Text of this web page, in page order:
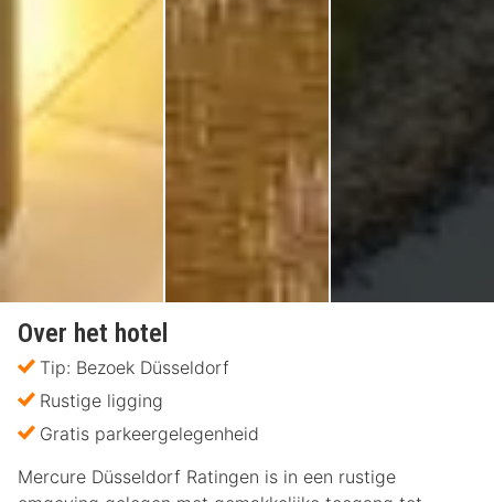
Over het hotel
Tip: Bezoek Düsseldorf
Rustige ligging
Gratis parkeergelegenheid
Mercure Düsseldorf Ratingen is in een rustige